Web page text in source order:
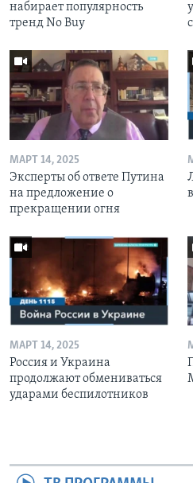
набирает популярность
тренд No Buy
МАРТ 14, 2025
Эксперты об ответе Путина
на предложение о
прекращении огня
МАРТ 14, 2025
Россия и Украина
продолжают обмениваться
ударами беспилотников